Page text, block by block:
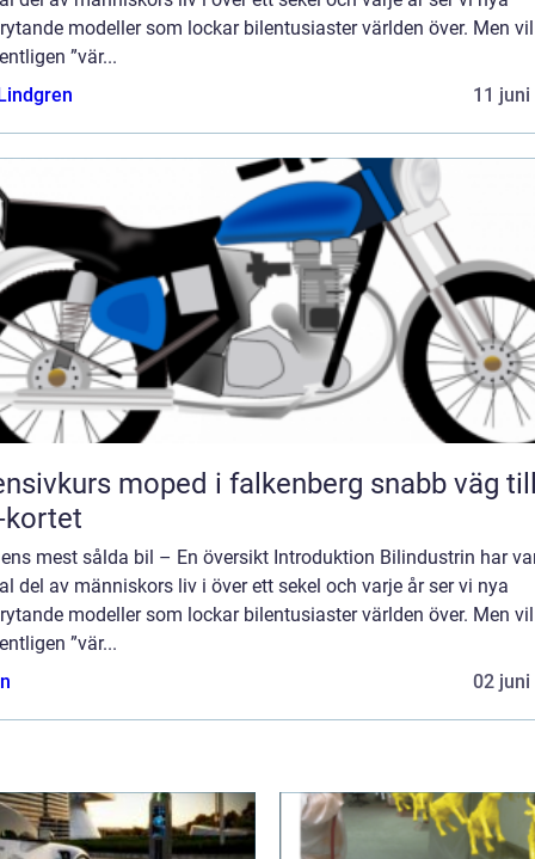
modeller som lockar bilentusiaster världen över. Men
”vär...
11 juni
moped i falkenberg snabb väg till
kortet
mest sålda bil – En översikt Introduktion Bilindustrin har
del av människors liv i över ett sekel och varje år ser vi nya
modeller som lockar bilentusiaster världen över. Men
”vär...
02 juni